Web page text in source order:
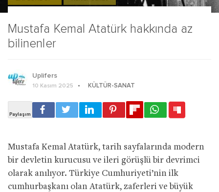
Mustafa Kemal Atatürk hakkında az
bilinenler
Uplifers
10 Kasım 2025 KÜLTÜR-SANAT
Mustafa Kemal Atatürk, tarih sayfalarında modern
bir devletin kurucusu ve ileri görüşlü bir devrimci
olarak anılıyor. Türkiye Cumhuriyeti’nin ilk
cumhurbaşkanı olan Atatürk, zaferleri ve büyük